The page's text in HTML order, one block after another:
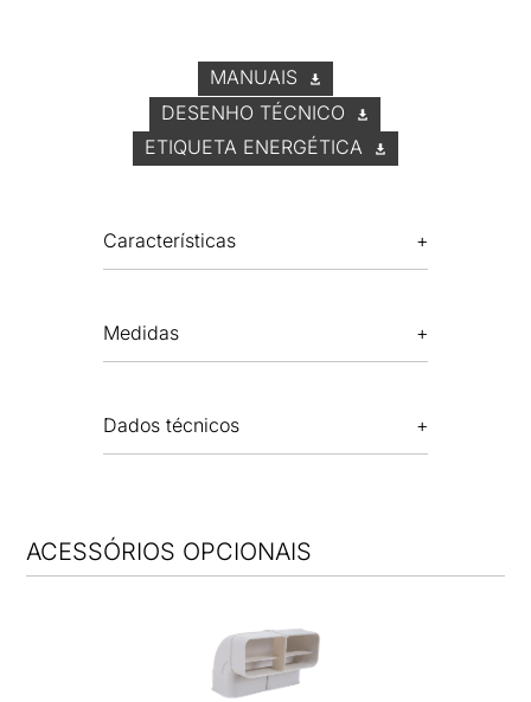
MANUAIS
DESENHO TÉCNICO
ETIQUETA ENERGÉTICA
Características
Medidas
Dados técnicos
ACESSÓRIOS OPCIONAIS